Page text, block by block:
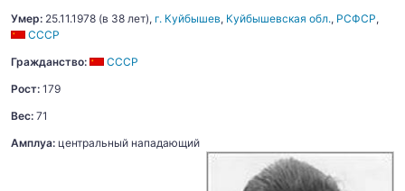
Умер: 25.11.1978 (в 38 лет), г. Куйбышев, Куйбышевская обл., РСФСР,
СССР
Гражданство:
СССР
Рост: 179
Вес: 71
Амплуа: центральный нападающий